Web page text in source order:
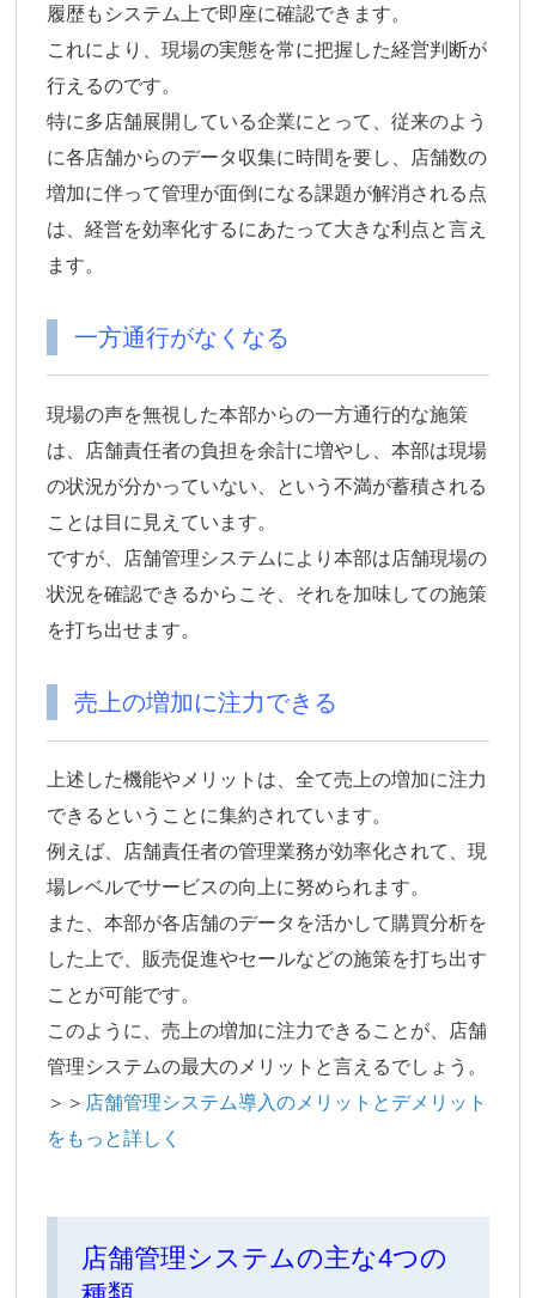
履歴もシステム上で即座に確認できます。
これにより、現場の実態を常に把握した経営判断が
行えるのです。
特に多店舗展開している企業にとって、従来のよう
に各店舗からのデータ収集に時間を要し、店舗数の
増加に伴って管理が面倒になる課題が解消される点
は、経営を効率化するにあたって大きな利点と言え
ます。
一方通行がなくなる
現場の声を無視した本部からの一方通行的な施策
は、店舗責任者の負担を余計に増やし、本部は現場
の状況が分かっていない、という不満が蓄積される
ことは目に見えています。
ですが、店舗管理システムにより本部は店舗現場の
状況を確認できるからこそ、それを加味しての施策
を打ち出せます。
売上の増加に注力できる
上述した機能やメリットは、全て売上の増加に注力
できるということに集約されています。
例えば、店舗責任者の管理業務が効率化されて、現
場レベルでサービスの向上に努められます。
また、本部が各店舗のデータを活かして購買分析を
した上で、販売促進やセールなどの施策を打ち出す
ことが可能です。
このように、売上の増加に注力できることが、店舗
管理システムの最大のメリットと言えるでしょう。
＞＞ 店舗管理システム導入のメリットとデメリット
をもっと詳しく
店舗管理システムの主な4つの